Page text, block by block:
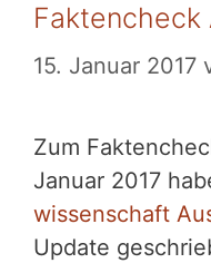
Faktencheck
15. Januar 2017
Zum
Januar 2017
wissenschaft
Update